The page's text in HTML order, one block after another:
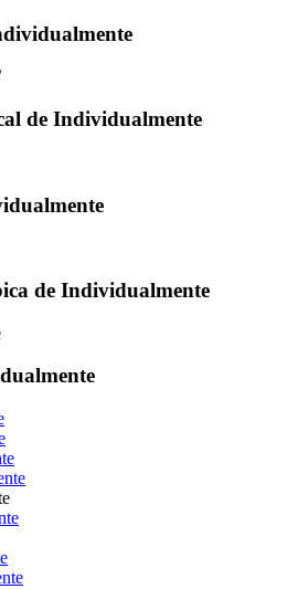
de Individualmente
de Individualmente